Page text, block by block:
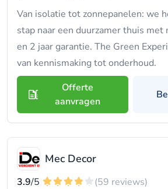
Van isolatie tot zonnepanelen: we
stap naar een duurzamer thuis met
en 2 jaar garantie. The Green
van kennismaking tot onderhoud.
Offerte
aanvragen
Mec Decor
3.9/5
(59 reviews)